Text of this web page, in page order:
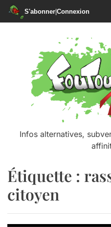
S'abonner|Connexion
Infos alternatives,
Étiquette :
citoyen